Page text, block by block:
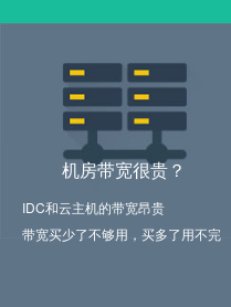
机房带宽很贵？
IDC和云主机的带宽昂贵
带宽买少了不够用，买多了用不完